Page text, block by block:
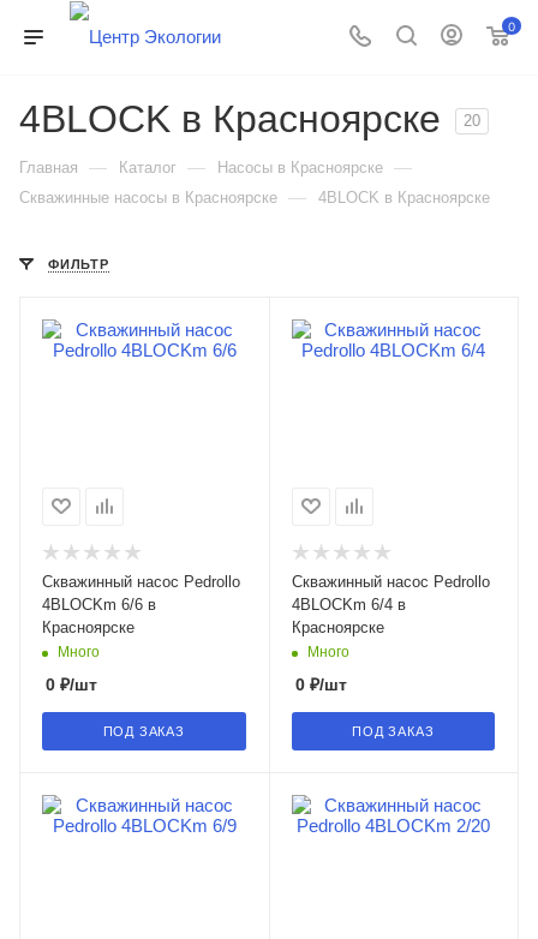
0
4BLOCK в Красноярске 20
Главная — Каталог — Насосы в Красноярске —
Скважинные насосы в Красноярске — 4BLOCK в Красноярске
ФИЛЬТР
Скважинный насос Pedrollo
4BLOCKm 6/6 в
Красноярске
Много
0 ₽/шт
ПОД ЗАКАЗ
Скважинный насос Pedrollo
4BLOCKm 6/4 в
Красноярске
Много
0₽/шт
ПОД ЗАКАЗ